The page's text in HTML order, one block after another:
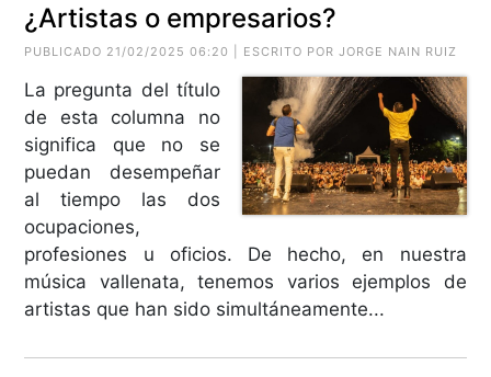
¿Artistas o empresarios?
PUBLICADO 21/02/2025 06:20 | ESCRITO PORJORGE NAIN RUIZ
La pregunta del título
de esta columna no
significa que no se
puedan desempeñar
al tiempo las dos
ocupaciones,
profesiones u oficios. De hecho, en nuestra
música vallenata, tenemos varios ejemplos de
artistas que han sido simultáneamente...